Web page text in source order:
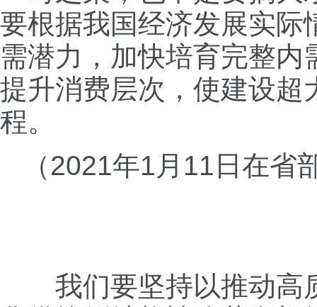
要根据我国经济发展实际
需潜力，加快培育完整
提升消费层次，使建设超
程。
（2021年1月11日在
我们要坚持以推动高